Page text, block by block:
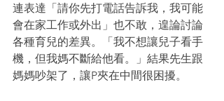
連表達「請你先打電話告訴我，我可能
會在家工作或外出」也不敢，遑論討論
各種育兒的差異。「我不想讓兒子看手
機，但我媽不斷給他看。」結果先生跟
媽媽吵架了，讓P夾在中間很困擾。